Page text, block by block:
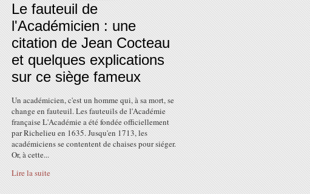
Le fauteuil de
l'Académicien : une
citation de Jean Cocteau
et quelques explications
sur ce siège fameux
Un académicien, c'est un homme qui, à sa mort, se
change en fauteuil. Les fauteuils de l'Académie
française L'Académie a été fondée officiellement
par Richelieu en 1635. Jusqu'en 1713, les
académiciens se contentent de chaises pour siéger.
Or, à cette...
Lire la suite